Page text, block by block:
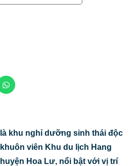
là khu nghỉ dưỡng sinh thái độc
viên Khu du lịch Hang
Hoa Lư, nổi bật với vị trí